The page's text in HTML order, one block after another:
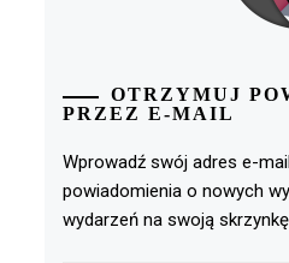
OTRZYMUJ
PRZEZ E-MAIL
Wprowadź swój adres e-
powiadomienia o nowych
wydarzeń na swoją